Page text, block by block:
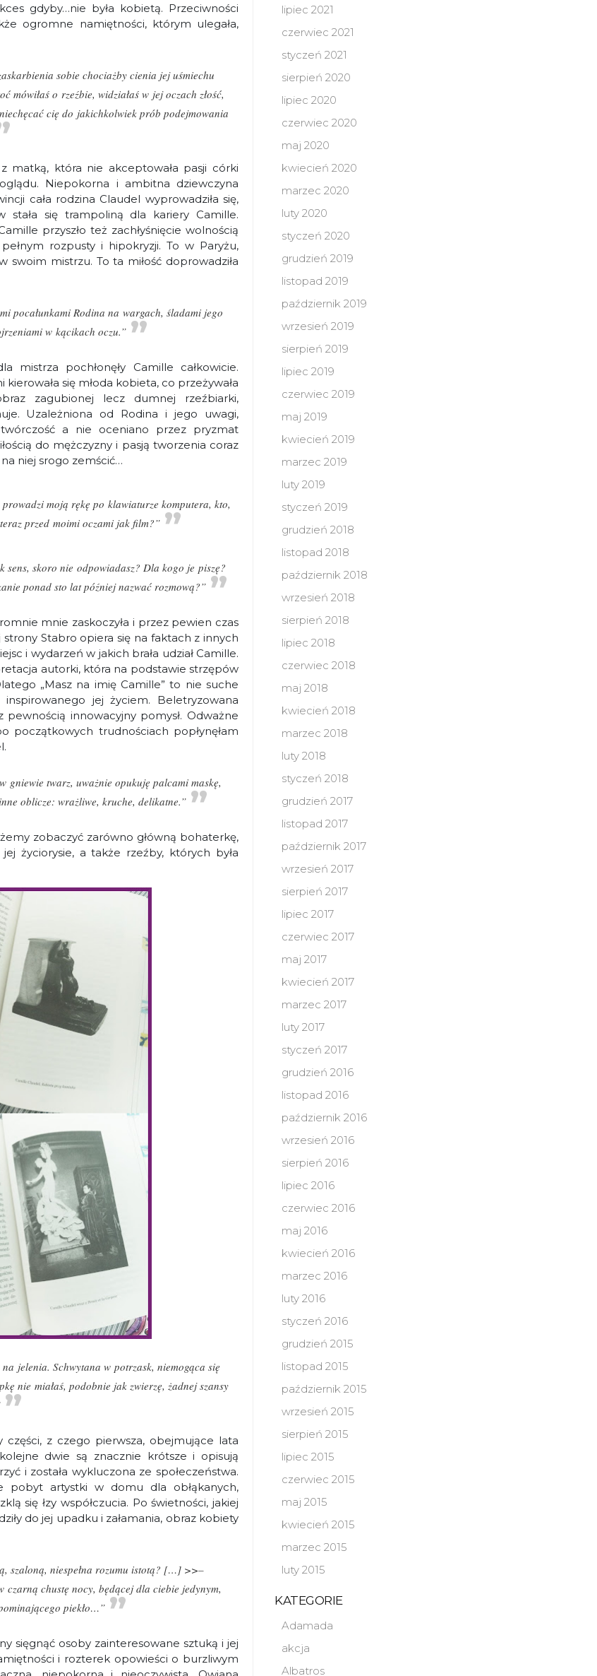
gdyby…nie była kobietą. Przeciwności
ogromne namiętności, którym ulegała,
sobie chociażby cienia jej uśmiechu
o rzeźbie, widziałaś w jej oczach złość,
cię do jakichkolwiek prób podejmowania
matką, która nie akceptowała pasji córki
Niepokorna i ambitna dziewczyna
cała rodzina Claudel wyprowadziła się,
się trampoliną dla kariery Camille.
przyszło też zachłyśnięcie wolnością
rozpusty i hipokryzji. To w Paryżu,
swoim mistrzu. To ta miłość doprowadziła
pocałunkami Rodina na wargach, śladami jego
w kącikach oczu.”
mistrza pochłonęły Camille całkowicie.
się młoda kobieta, co przeżywała
zagubionej lecz dumnej rzeźbiarki,
Uzależniona od Rodina i jego uwagi,
a nie oceniano przez pryzmat
do mężczyzny i pasją tworzenia coraz
niej srogo zemścić…
moją rękę po klawiaturze komputera, kto,
przed moimi oczami jak film?”
sens, skoro nie odpowiadasz? Dla kogo je piszę?
ponad sto lat później nazwać rozmową?”
mnie zaskoczyła i przez pewien czas
strony Stabro opiera się na faktach z innych
i wydarzeń w jakich brała udział Camille.
autorki, która na podstawie strzępów
„Masz na imię Camille” to nie suche
jej życiem. Beletryzowana
innowacyjny pomysł. Odważne
początkowych trudnościach popłynęłam
gniewie twarz, uważnie opukuję palcami maskę,
oblicze: wrażliwe, kruche, delikatne.”
zobaczyć zarówno główną bohaterkę,
życiorysie, a także rzeźby, których była
jelenia. Schwytana w potrzask, niemogąca się
nie miałaś, podobnie jak zwierzę, żadnej szansy
części, z czego pierwsza, obejmujące lata
dwie są znacznie krótsze i opisują
i została wykluczona ze społeczeństwa.
pobyt artystki w domu dla obłąkanych,
się łzy współczucia. Po świetności, jakiej
do jej upadku i załamania, obraz kobiety
szaloną, niespełna rozumu istotą? […] >>–
czarną chustę nocy, będącej dla ciebie jedynym,
piekło…”
sięgnąć osoby zainteresowane sztuką i jej
i rozterek opowieści o burzliwym
lipiec 2021
czerwiec 2021
styczeń 2021
sierpień 2020
lipiec 2020
czerwiec 2020
maj 2020
kwiecień 2020
marzec 2020
luty 2020
styczeń 2020
grudzień 2019
listopad 2019
październik 2019
wrzesień 2019
sierpień 2019
lipiec 2019
czerwiec 2019
maj 2019
kwiecień 2019
marzec 2019
luty 2019
styczeń 2019
grudzień 2018
listopad 2018
październik 2018
wrzesień 2018
sierpień 2018
lipiec 2018
czerwiec 2018
maj 2018
kwiecień 2018
marzec 2018
luty 2018
styczeń 2018
grudzień 2017
listopad 2017
październik 2017
wrzesień 2017
sierpień 2017
lipiec 2017
czerwiec 2017
maj 2017
kwiecień 2017
marzec 2017
luty 2017
styczeń 2017
grudzień 2016
listopad 2016
październik 2016
wrzesień 2016
sierpień 2016
lipiec 2016
czerwiec 2016
maj 2016
kwiecień 2016
marzec 2016
luty 2016
styczeń 2016
grudzień 2015
listopad 2015
październik 2015
wrzesień 2015
sierpień 2015
lipiec 2015
czerwiec 2015
maj 2015
kwiecień 2015
marzec 2015
luty 2015
KATEGORIE
Adamada
akcja
Albatros